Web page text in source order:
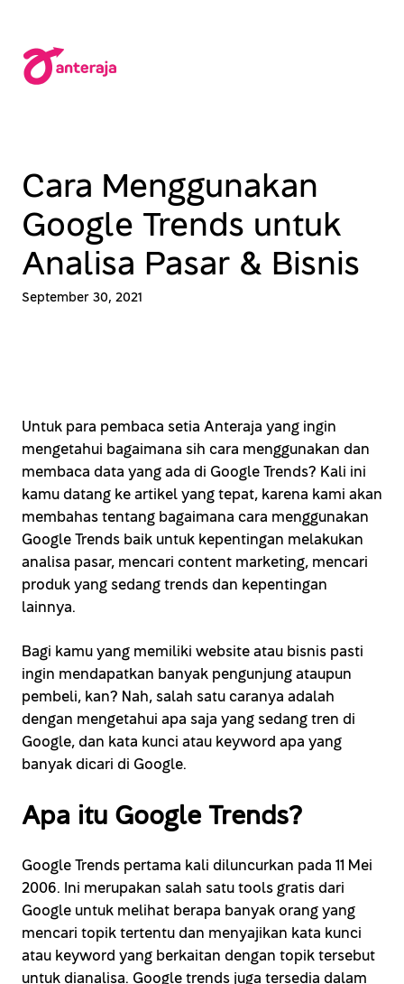
konten
Cara Menggunakan
Google Trends untuk
Analisa Pasar & Bisnis
September 30, 2021
Untuk para pembaca setia Anteraja yang ingin
mengetahui bagaimana sih cara menggunakan dan
membaca data yang ada di Google Trends? Kali ini
kamu datang ke artikel yang tepat, karena kami akan
membahas tentang bagaimana cara menggunakan
Google Trends baik untuk kepentingan melakukan
analisa pasar, mencari content marketing, mencari
produk yang sedang trends dan kepentingan
lainnya.
Bagi kamu yang memiliki website atau bisnis pasti
ingin mendapatkan banyak pengunjung ataupun
pembeli, kan? Nah, salah satu caranya adalah
dengan mengetahui apa saja yang sedang tren di
Google, dan kata kunci atau keyword apa yang
banyak dicari di Google.
Apa itu Google Trends?
Google Trends pertama kali diluncurkan pada 11 Mei
2006. Ini merupakan salah satu tools gratis dari
Google untuk melihat berapa banyak orang yang
mencari topik tertentu dan menyajikan kata kunci
atau keyword yang berkaitan dengan topik tersebut
untuk dianalisa. Google trends juga tersedia dalam